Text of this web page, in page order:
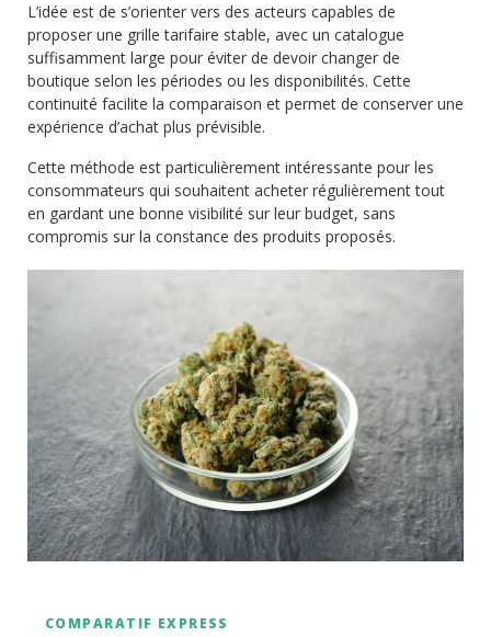
L’idée est de s’orienter vers des acteurs capables de
proposer une grille tarifaire stable, avec un catalogue
suffisamment large pour éviter de devoir changer de
boutique selon les périodes ou les disponibilités. Cette
continuité facilite la comparaison et permet de conserver une
expérience d’achat plus prévisible.
Cette méthode est particulièrement intéressante pour les
consommateurs qui souhaitent acheter régulièrement tout
en gardant une bonne visibilité sur leur budget, sans
compromis sur la constance des produits proposés.
COMPARATIF EXPRESS